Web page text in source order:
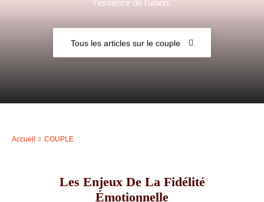
–
l’essence de l’union.
Tous les articles sur le couple
Accueil COUPLE
Les Enjeux De La Fidélité
Émotionnelle